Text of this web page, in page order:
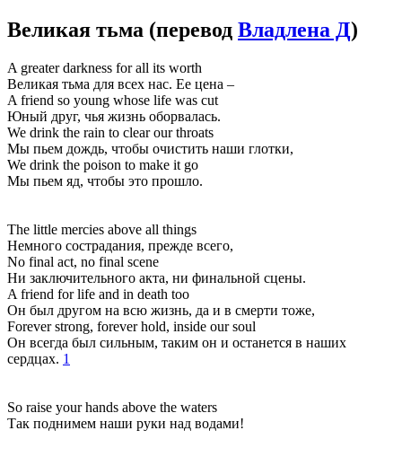
Великая тьма (перевод Владлена Д)
A greater darkness for all its worth
Великая тьма для всех нас. Ее цена –
A friend so young whose life was cut
Юный друг, чья жизнь оборвалась.
We drink the rain to clear our throats
Мы пьем дождь, чтобы очистить наши глотки,
We drink the poison to make it go
Мы пьем яд, чтобы это прошло.
The little mercies above all things
Немного сострадания, прежде всего,
No final act, no final scene
Ни заключительного акта, ни финальной сцены.
A friend for life and in death too
Он был другом на всю жизнь, да и в смерти тоже,
Forever strong, forever hold, inside our soul
Он всегда был сильным, таким он и останется в наших
сердцах. 1
So raise your hands above the waters
Так поднимем наши руки над водами!